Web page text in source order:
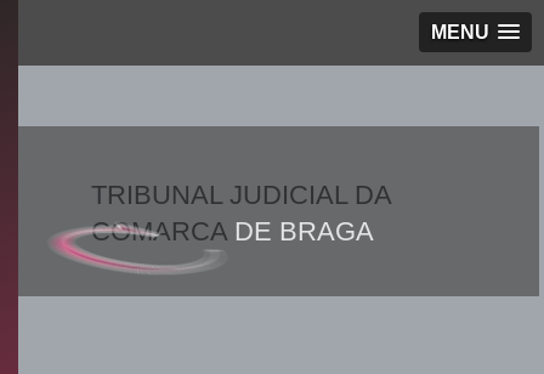
MENU
TRIBUNAL JUDICIAL DA
COMARCADE BRAGA